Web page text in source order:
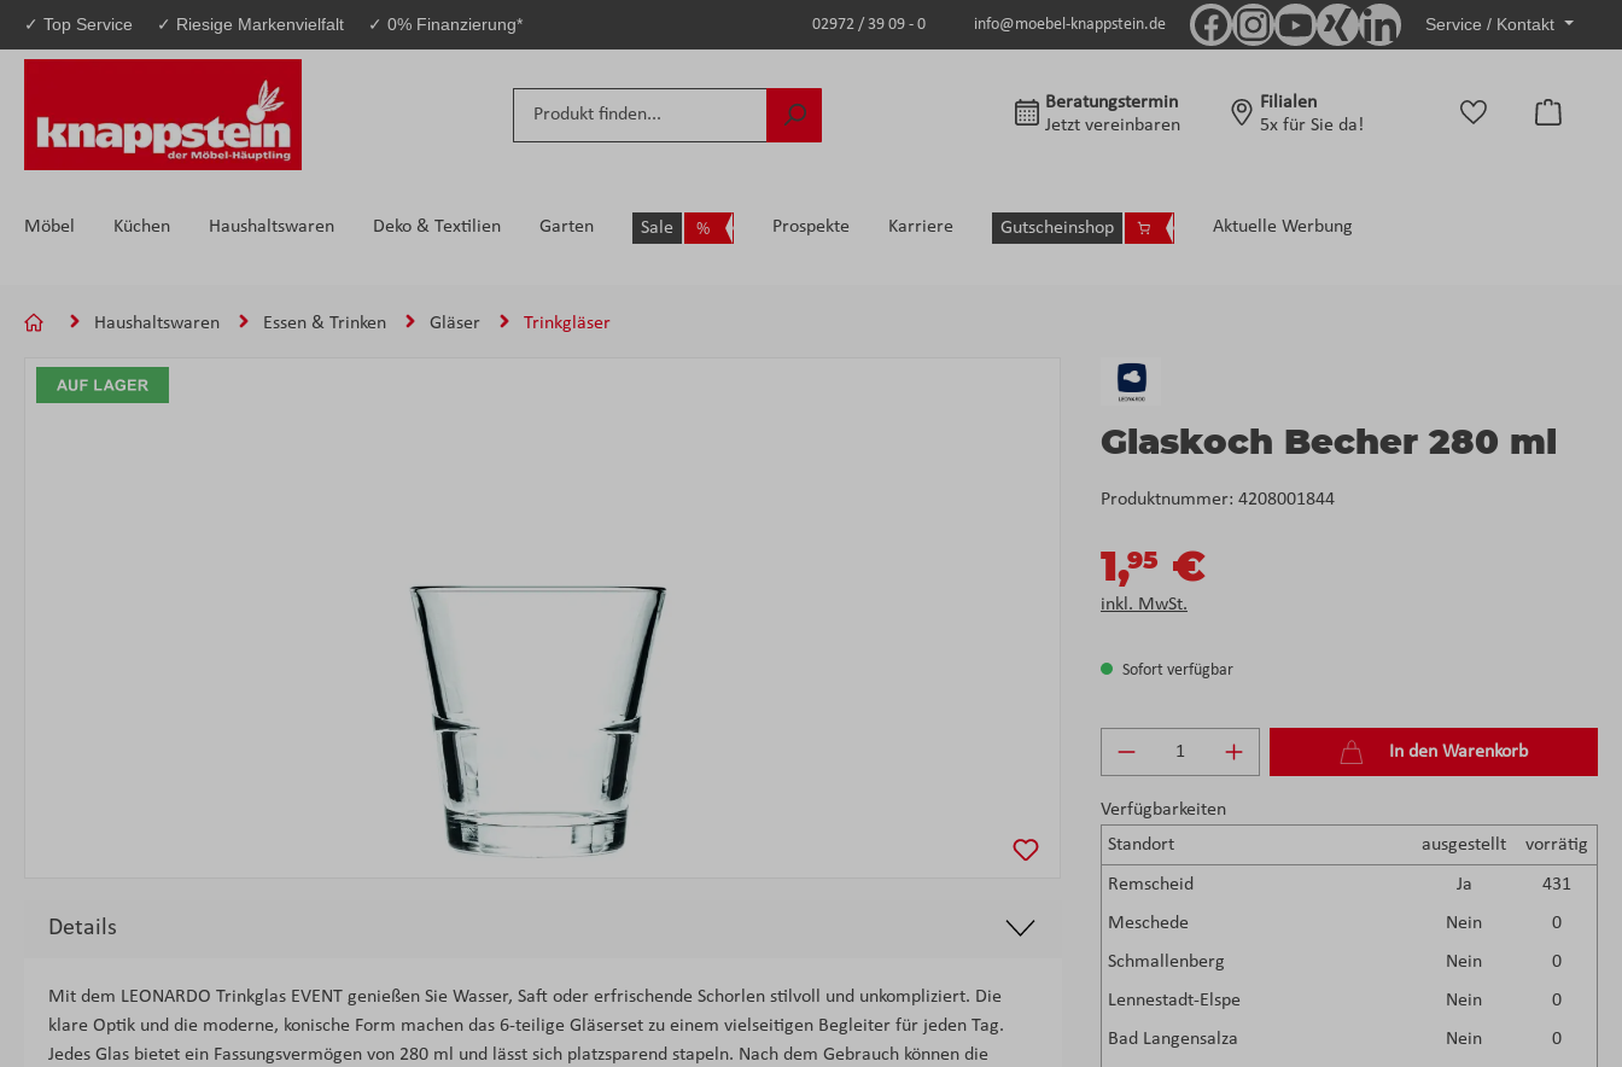
Hauptinhalt springen
Zur Suche springen
Zur Hauptnavigation springen
✓ Top Service ✓ Riesige Markenvielfalt ✓ 0% Finanzierung* 02972 / 39 09 - 0 info@moebel-knappstein.de Service / Kontakt
Beratungstermin
Jetzt vereinbaren
Filialen
5x für Sie da!
Möbel Küchen Haushaltswaren Deko & Textilien Garten Sale Prospekte Karriere Gutscheinshop Aktuelle Werbung
Haushaltswaren Essen & Trinken Gläser Trinkgläser
Bildergalerie überspringen
Glaskoch Becher 280 ml
Produktnummer: 4208001844
1,95 €
inkl. MwSt.
Sofort verfügbar
Produkt Anzahl: Gib den gewünschten
In den Warenkorb
Verfügbarkeiten
Standort
ausgestellt vorrätig
Remscheid Ja
431
Meschede
Nein
0
Schmallenberg
Nein
0
Lennestadt-Elspe
Nein
0
Bad Langensalza
Nein
0
Details
Mit dem LEONARDO Trinkglas EVENT genießen Sie Wasser, Saft oder erfrischende Schorlen stilvoll und unkompliziert. Die
klare Optik und die moderne, konische Form machen das 6-teilige Gläserset zu einem vielseitigen Begleiter für jeden Tag.
Jedes Glas bietet ein Fassungsvermögen von 280 ml und lässt sich platzsparend stapeln. Nach dem Gebrauch können die